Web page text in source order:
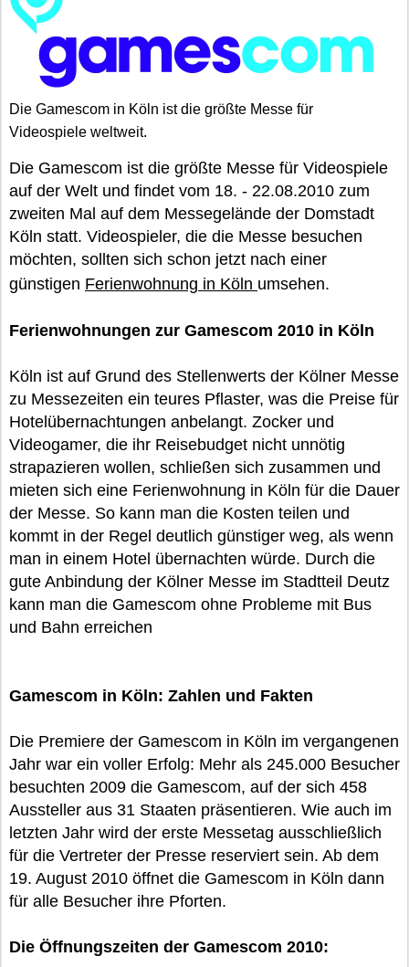
Die Gamescom in Köln ist die größte Messe für
Videospiele weltweit.
Die Gamescom ist die größte Messe für Videospiele
auf der Welt und findet vom 18. - 22.08.2010 zum
zweiten Mal auf dem Messegelände der Domstadt
Köln statt. Videospieler, die die Messe besuchen
möchten, sollten sich schon jetzt nach einer
günstigen Ferienwohnung in Köln umsehen.
Ferienwohnungen zur Gamescom 2010 in Köln
Köln ist auf Grund des Stellenwerts der Kölner Messe
zu Messezeiten ein teures Pflaster, was die Preise für
Hotelübernachtungen anbelangt. Zocker und
Videogamer, die ihr Reisebudget nicht unnötig
strapazieren wollen, schließen sich zusammen und
mieten sich eine Ferienwohnung in Köln für die Dauer
der Messe. So kann man die Kosten teilen und
kommt in der Regel deutlich günstiger weg, als wenn
man in einem Hotel übernachten würde. Durch die
gute Anbindung der Kölner Messe im Stadtteil Deutz
kann man die Gamescom ohne Probleme mit Bus
und Bahn erreichen
Gamescom in Köln: Zahlen und Fakten
Die Premiere der Gamescom in Köln im vergangenen
Jahr war ein voller Erfolg: Mehr als 245.000 Besucher
besuchten 2009 die Gamescom, auf der sich 458
Aussteller aus 31 Staaten präsentieren. Wie auch im
letzten Jahr wird der erste Messetag ausschließlich
für die Vertreter der Presse reserviert sein. Ab dem
19. August 2010 öffnet die Gamescom in Köln dann
für alle Besucher ihre Pforten.
Die Öffnungszeiten der Gamescom 2010: